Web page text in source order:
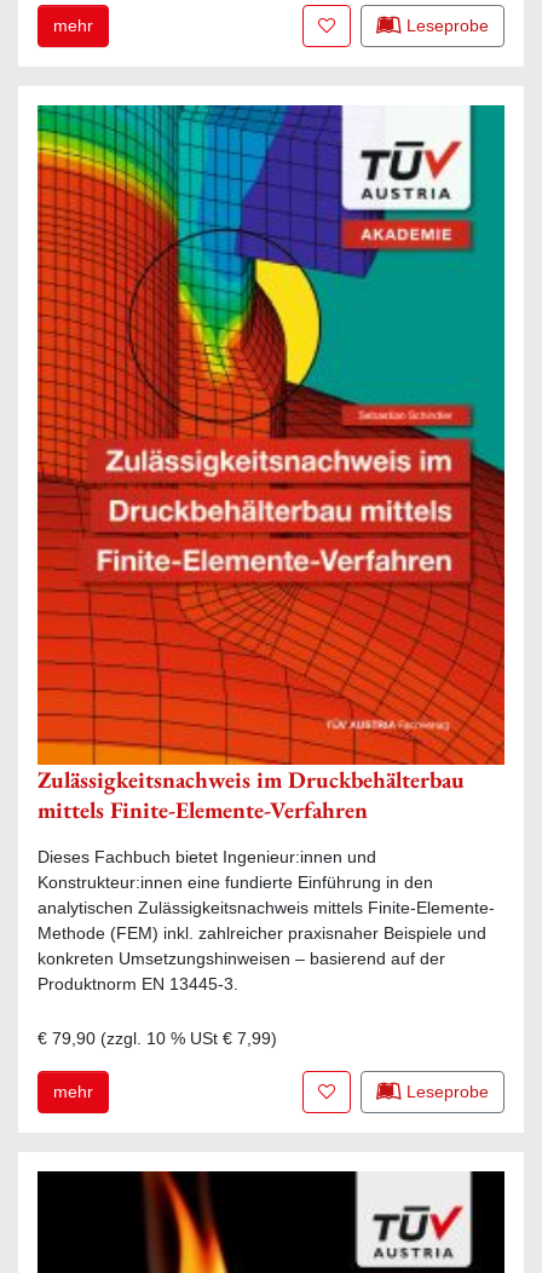
mehr Zur Merkliste hinzufügen
Leseprobe
Zulässigkeitsnachweis im Druckbehälterbau
mittels Finite-Elemente-Verfahren
Dieses Fachbuch bietet Ingenieur:innen und
Konstrukteur:innen eine fundierte Einführung in den
analytischen Zulässigkeitsnachweis mittels Finite-Elemente-
Methode (FEM) inkl. zahlreicher praxisnaher Beispiele und
konkreten Umsetzungshinweisen – basierend auf der
Produktnorm EN 13445-3.
€ 79,90 (zzgl. 10 % USt € 7,99)
mehr Zur Merkliste hinzufügen
Leseprobe